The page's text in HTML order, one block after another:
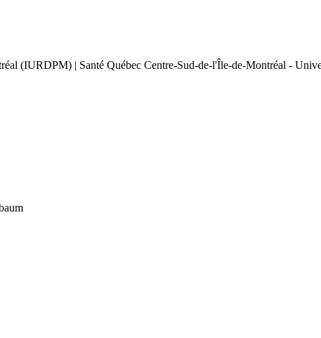
(IURDPM) | Santé Québec Centre-Sud-de-l'Île-de-Montréal -